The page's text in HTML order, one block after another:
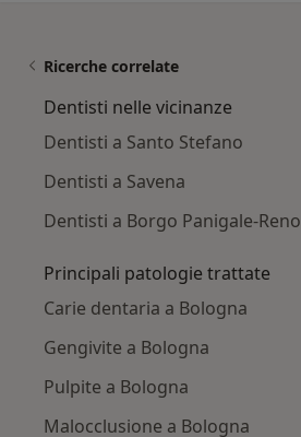
Ricerche correlate
Dentisti nelle vicinanze
Dentisti a Santo Stefano
Dentisti a Savena
Dentisti a Borgo Panigale-Reno
Principali patologie trattate
Carie dentaria a Bologna
Gengivite a Bologna
Pulpite a Bologna
Malocclusione a Bologna